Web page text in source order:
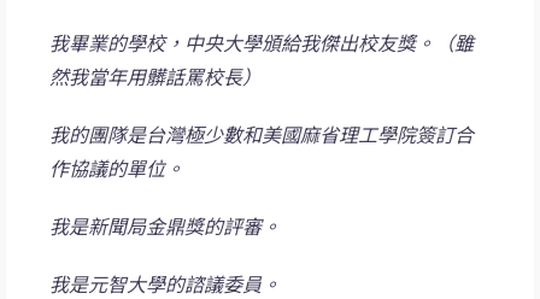
我畢業的學校，中央大學頒給我傑出校友獎。（雖
然我當年用髒話罵校長）
我的團隊是台灣極少數和美國麻省理工學院簽訂合
作協議的單位。
我是新聞局金鼎獎的評審。
我是元智大學的諮議委員。